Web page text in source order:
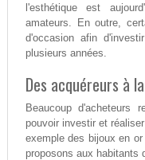
l'esthétique est
amateurs. En outre,
d'occasion afin
plusieurs années.
Des acquéreurs à
Beaucoup d'acheteurs
pouvoir investir et
exemple des bijoux en
proposons aux habitants